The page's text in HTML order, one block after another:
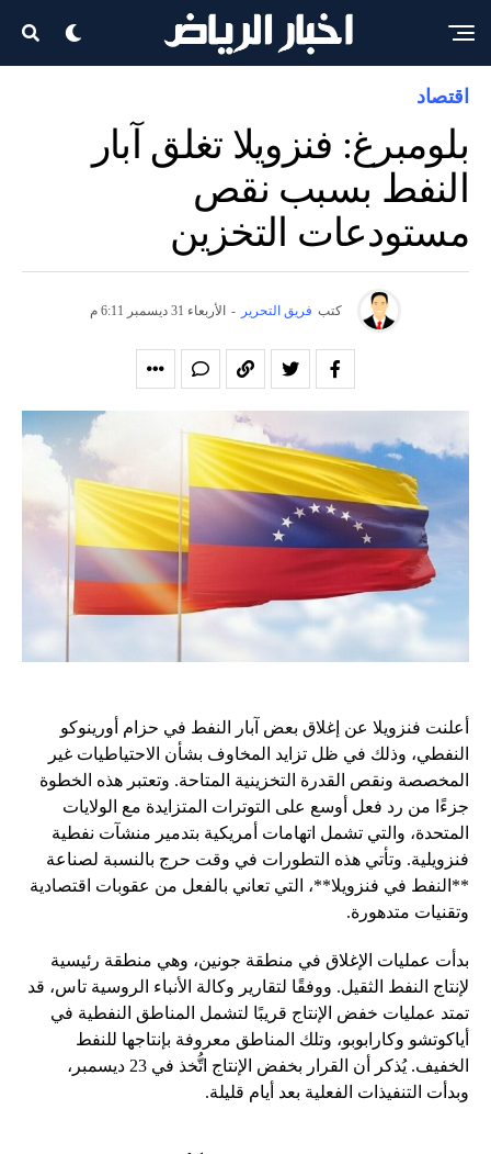
اقتصاد
بلومبرغ: فنزويلا تغلق آبار
النفط بسبب نقص
مستودعات التخزين
كتب فريق التحرير - الأربعاء 31 ديسمبر 6:11 م
أعلنت فنزويلا عن إغلاق بعض آبار النفط في حزام أورينوكو
النفطي، وذلك في ظل تزايد المخاوف بشأن الاحتياطيات غير
المخصصة ونقص القدرة التخزينية المتاحة. وتعتبر هذه الخطوة
جزءًا من رد فعل أوسع على التوترات المتزايدة مع الولايات
المتحدة، والتي تشمل اتهامات أمريكية بتدمير منشآت نفطية
فنزويلية. وتأتي هذه التطورات في وقت حرج بالنسبة لصناعة
**النفط في فنزويلا**، التي تعاني بالفعل من عقوبات اقتصادية
وتقنيات متدهورة.
بدأت عمليات الإغلاق في منطقة جونين، وهي منطقة رئيسية
لإنتاج النفط الثقيل. ووفقًا لتقارير وكالة الأنباء الروسية تاس، قد
تمتد عمليات خفض الإنتاج قريبًا لتشمل المناطق النفطية في
أياكوتشو وكارابوبو، وتلك المناطق معروفة بإنتاجها للنفط
الخفيف. يُذكر أن القرار بخفض الإنتاج اتُّخذ في 23 ديسمبر،
وبدأت التنفيذات الفعلية بعد أيام قليلة.